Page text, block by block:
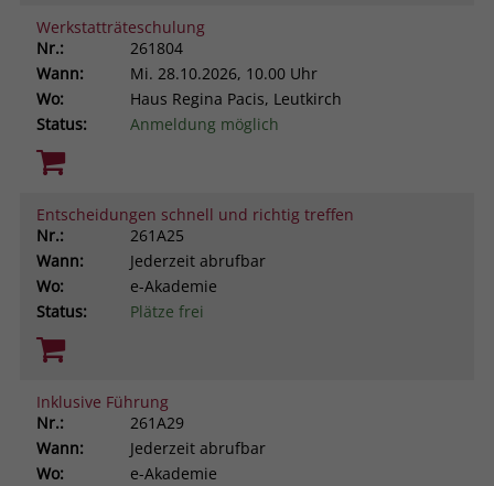
Werkstatträteschulung
Nr.:
261804
Wann:
Mi. 28.10.2026, 10.00 Uhr
Wo:
Haus Regina Pacis, Leutkirch
Status:
Anmeldung möglich
Entscheidungen schnell und richtig treffen
Nr.:
261A25
Wann:
Jederzeit abrufbar
Wo:
e-Akademie
Status:
Plätze frei
Inklusive Führung
Nr.:
261A29
Wann:
Jederzeit abrufbar
Wo:
e-Akademie